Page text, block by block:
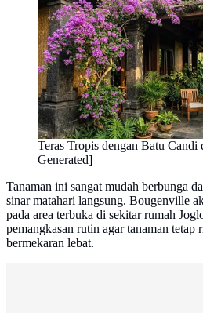
Teras Tropis dengan Batu
Generated]
Tanaman ini sangat mudah berbunga
sinar matahari langsung. Bougenville
pada area terbuka di sekitar rumah
pemangkasan rutin agar tanaman tetap
bermekaran lebat.